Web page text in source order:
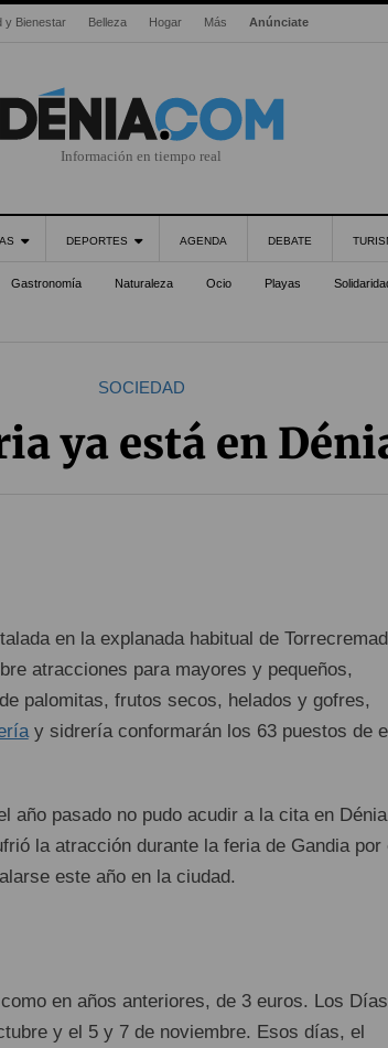
y Bienestar Belleza Hogar Más Anúnciate
Información en tiempo real
DEPORTES AGENDA DEBATE
Gastronomía Naturaleza Ocio Playas
SOCIEDAD
ya está en
en la explanada habitual de
atracciones para mayores y pequeños,
palomitas, frutos secos, helados y gofres,
y sidrería conformarán los 63 puestos de
año pasado no pudo acudir a la cita en
la atracción durante la feria de Gandia por
este año en la ciudad.
en años anteriores, de 3 euros. Los Días
y el 5 y 7 de noviembre. Esos días, el